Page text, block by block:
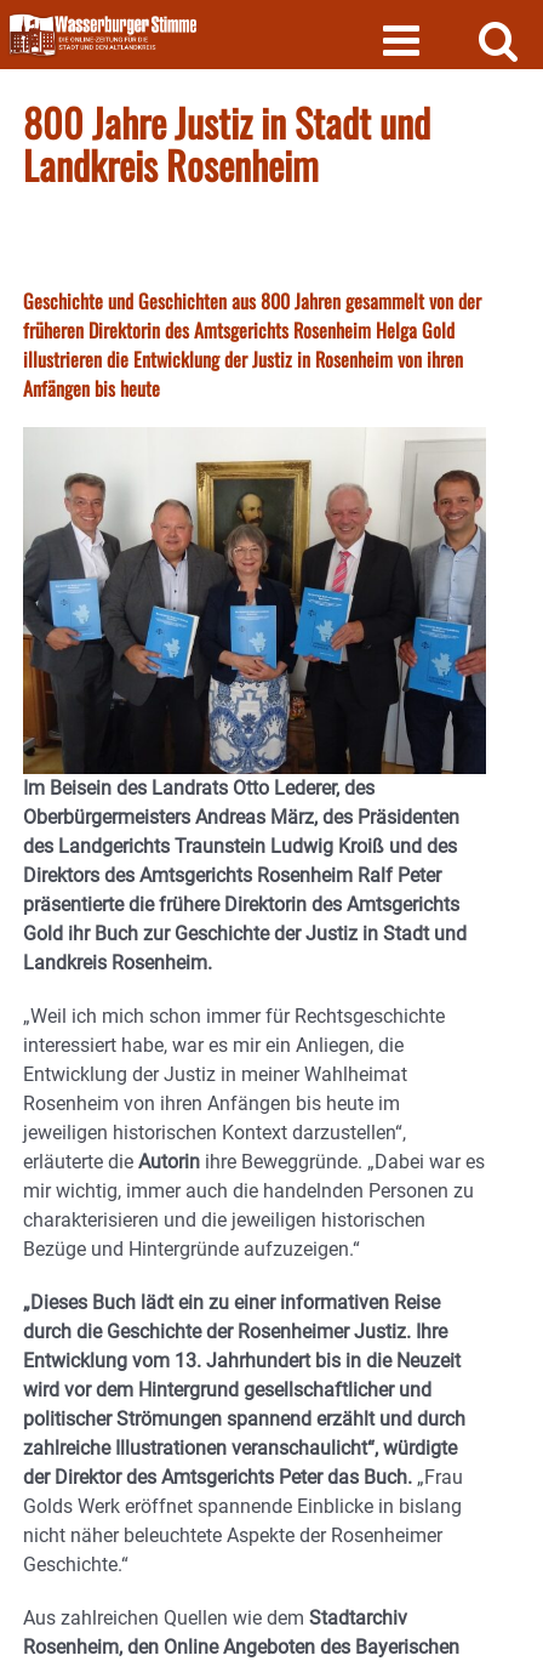
Skip
to
content
800 Jahre Justiz in Stadt und
Landkreis Rosenheim
Geschichte und Geschichten aus 800 Jahren gesammelt von der
früheren Direktorin des Amtsgerichts Rosenheim Helga Gold
illustrieren die Entwicklung der Justiz in Rosenheim von ihren
Anfängen bis heute
Im Beisein des Landrats Otto Lederer, des
Oberbürgermeisters Andreas März, des Präsidenten
des Landgerichts Traunstein Ludwig Kroiß und des
Direktors des Amtsgerichts Rosenheim Ralf Peter
präsentierte die frühere Direktorin des Amtsgerichts
Gold ihr Buch zur Geschichte der Justiz in Stadt und
Landkreis Rosenheim.
„Weil ich mich schon immer für Rechtsgeschichte
interessiert habe, war es mir ein Anliegen, die
Entwicklung der Justiz in meiner Wahlheimat
Rosenheim von ihren Anfängen bis heute im
jeweiligen historischen Kontext darzustellen“,
erläuterte die Autorin ihre Beweggründe. „Dabei war es
mir wichtig, immer auch die handelnden Personen zu
charakterisieren und die jeweiligen historischen
Bezüge und Hintergründe aufzuzeigen.“
„Dieses Buch lädt ein zu einer informativen Reise
durch die Geschichte der Rosenheimer Justiz. Ihre
Entwicklung vom 13. Jahrhundert bis in die Neuzeit
wird vor dem Hintergrund gesellschaftlicher und
politischer Strömungen spannend erzählt und durch
zahlreiche Illustrationen veranschaulicht“, würdigte
der Direktor des Amtsgerichts Peter das Buch. „Frau
Golds Werk eröffnet spannende Einblicke in bislang
nicht näher beleuchtete Aspekte der Rosenheimer
Geschichte.“
Aus zahlreichen Quellen wie dem Stadtarchiv
Rosenheim, den Online Angeboten des Bayerischen